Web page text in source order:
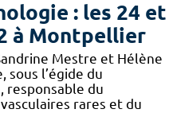
: les 24 et
à Montpellier
Mestre et Hélène
sous l’égide du
responsable du
rares et du